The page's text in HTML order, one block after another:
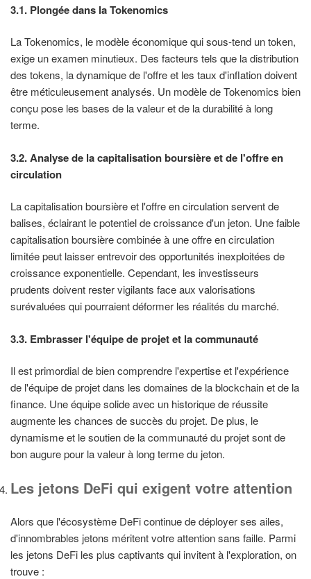
3.1. Plongée dans la Tokenomics
La Tokenomics, le modèle économique qui sous-tend un token,
exige un examen minutieux. Des facteurs tels que la distribution
des tokens, la dynamique de l'offre et les taux d'inflation doivent
être méticuleusement analysés. Un modèle de Tokenomics bien
conçu pose les bases de la valeur et de la durabilité à long
terme.
3.2. Analyse de la capitalisation boursière et de l'offre en
circulation
La capitalisation boursière et l'offre en circulation servent de
balises, éclairant le potentiel de croissance d'un jeton. Une faible
capitalisation boursière combinée à une offre en circulation
limitée peut laisser entrevoir des opportunités inexploitées de
croissance exponentielle. Cependant, les investisseurs
prudents doivent rester vigilants face aux valorisations
surévaluées qui pourraient déformer les réalités du marché.
3.3. Embrasser l'équipe de projet et la communauté
Il est primordial de bien comprendre l'expertise et l'expérience
de l'équipe de projet dans les domaines de la blockchain et de la
finance. Une équipe solide avec un historique de réussite
augmente les chances de succès du projet. De plus, le
dynamisme et le soutien de la communauté du projet sont de
bon augure pour la valeur à long terme du jeton.
Les jetons DeFi qui exigent votre attention
Alors que l'écosystème DeFi continue de déployer ses ailes,
d'innombrables jetons méritent votre attention sans faille. Parmi
les jetons DeFi les plus captivants qui invitent à l'exploration, on
trouve :